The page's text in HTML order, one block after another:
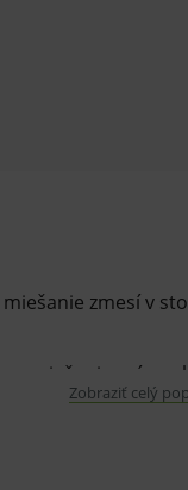
zmesí v
miešanie
Zobraziť celý